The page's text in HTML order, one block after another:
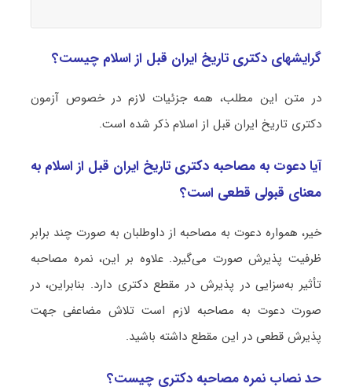
گرایشهای دکتری تاریخ ایران قبل از اسلام چیست؟
در متن این مطلب، همه جزئیات لازم در خصوص آزمون
دکتری تاریخ ایران قبل از اسلام ذکر شده است.
آیا دعوت به مصاحبه دکتری تاریخ ایران قبل از اسلام به
معنای قبولی قطعی است؟
خیر، همواره دعوت به مصاحبه از داوطلبان به صورت چند برابر
ظرفیت پذیرش صورت می‌گیرد. علاوه بر این، نمره مصاحبه
تأثیر به‌سزایی در پذیرش در مقطع دکتری دارد. بنابراین، در
صورت دعوت به مصاحبه لازم است تلاش مضاعفی جهت
پذیرش قطعی در این مقطع داشته باشید.
حد نصاب نمره مصاحبه دکتری چیست؟